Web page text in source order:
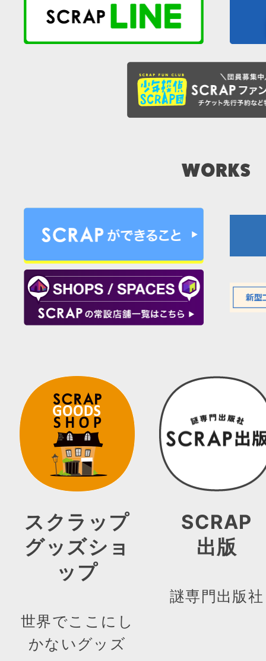
スクラップ
グッズショ
ップ
世界でここにし
かないグッズ
SCRAP
出版
謎専門出版社